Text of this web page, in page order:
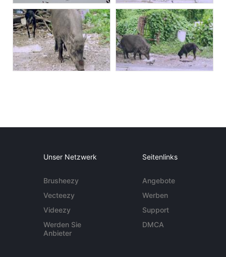
Unser Netzwerk
Brusheezy
Vecteezy
Videezy
Werden Sie
Anbieter
Seitenlinks
Angebote
Werben
Support
DMCA